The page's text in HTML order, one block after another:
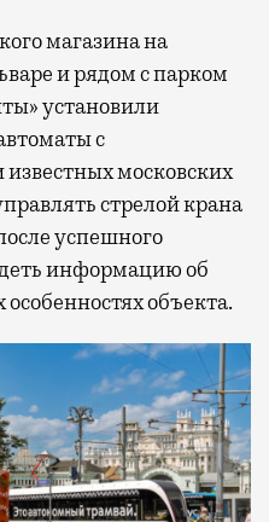
магазина на
и рядом с парком
установили
с
московских
стрелой крана
успешного
информацию об
объекта.